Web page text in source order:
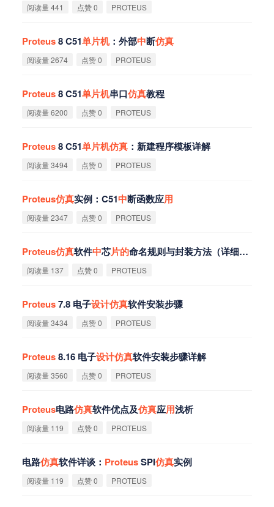
阅读量 441 点赞 0 PROTEUS
Proteus8 C51单片机：外部中断仿真
阅读量 2674 点赞 0 PROTEUS
Proteus8 C51单片机串口仿真教程
阅读量 6200 点赞 0 PROTEUS
Proteus8 C51单片机仿真 ：新建程序模板详解
阅读量 3494 点赞 0 PROTEUS
Proteus仿真实例：C51中断函数应用
阅读量 2347 点赞 0 PROTEUS
Proteus仿真软件中芯片的命名规则与封装方法（详细版）
阅读量 137 点赞 0 PROTEUS
Proteus7.8 电子设计仿真软件安装步骤
阅读量 3434 点赞 0 PROTEUS
Proteus8.16 电子设计仿真软件安装步骤详解
阅读量 3560 点赞 0 PROTEUS
Proteus电路仿真软件优点及仿真应用浅析
阅读量 119 点赞 0 PROTEUS
电路仿真软件详谈： ProteusSPI仿真实例
阅读量 119 点赞 0 PROTEUS